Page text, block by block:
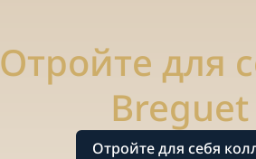
Отройте для
Отройте для себя